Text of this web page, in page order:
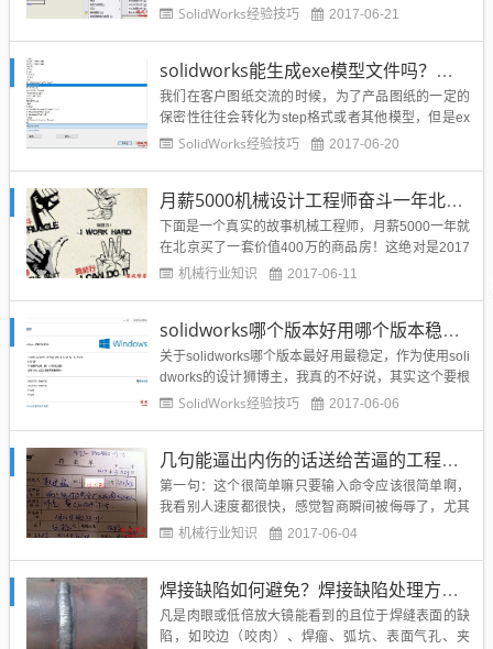
好的三维图转化为二维图纸，用于打印下发车间车间
解决solidworks工程...
SolidWorks经验技巧 2017-06-21
solidworks能生成exe模型文件吗？如何生成exe文件？
我们在客户图纸交流的时候，为了产品图纸的一定的
保密性往往会转化为step格式或者其他模型，但是ex
e模型你有没有尝试过？他的优点就是客户不用在安
下：1、用solidworks打开需要转化的模型，另存...
SolidWorks经验技巧 2017-06-20
月薪5000机械设计工程师奋斗一年北京购400万商品房
下面是一个真实的故事机械工程师，月薪5000一年就
在北京买了一套价值400万的商品房！这绝对是2017
年最励志的故事看完你会受益匪浅的！现在的年轻
是在北京五环内拥有一套自己的房子，一年公司有安
排食宿。所以一个...
机械行业知识 2017-06-11
solidworks哪个版本好用哪个版本稳定？solidworks最新是哪个版本？solidworks需要什么配置电脑？
关于solidworks哪个版本最好用最稳定，作为使用soli
dworks的设计狮博主，我真的不好说，其实这个要根
据你的电脑配置和电脑系统来选择，solidworks的最
择，对于这个问题...
SolidWorks经验技巧 2017-06-06
几句能逼出内伤的话送给苦逼的工程师们！
第一句：这个很简单嘛只要输入命令应该很简单啊，
我看别人速度都很快，感觉智商瞬间被侮辱了，尤其
是那些熬了10几年才成为专家的人！第二句：拿回去
改版1绝对最最最最最最最后修改版1再改就死最最最
最最最最后修改版...
机械行业知识 2017-06-04
焊接缺陷如何避免？焊接缺陷处理方法分享
凡是肉眼或低倍放大镜能看到的且位于焊缝表面的缺
陷，如咬边（咬肉）、焊瘤、弧坑、表面气孔、夹